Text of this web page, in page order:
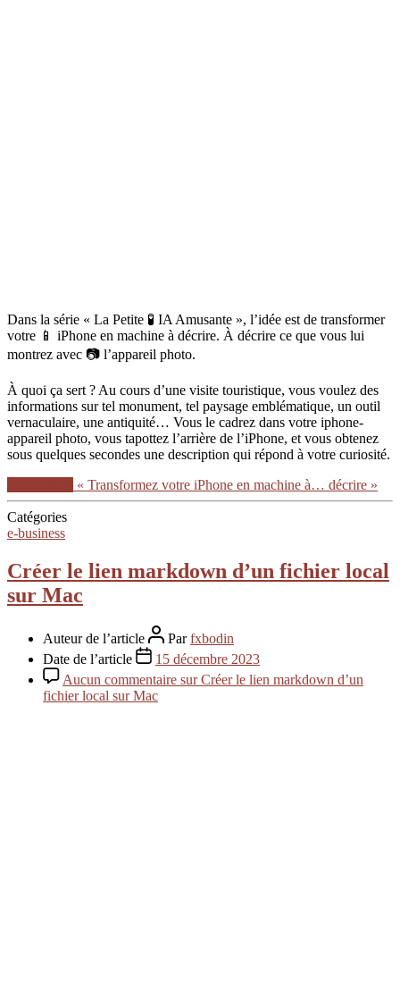
Dans la série « La Petite 🧪 IA Amusante », l’idée est de transformer
votre 📱 iPhone en machine à décrire. À décrire ce que vous lui
montrez avec 📷 l’appareil photo.
À quoi ça sert ? Au cours d’une visite touristique, vous voulez des
informations sur tel monument, tel paysage emblématique, un outil
vernaculaire, une antiquité… Vous le cadrez dans votre iphone-
appareil photo, vous tapottez l’arrière de l’iPhone, et vous obtenez
sous quelques secondes une description qui répond à votre curiosité.
« Transformez votre iPhone en machine à… décrire »
Catégories
e-business
Créer le lien markdown d’un fichier local
sur Mac
Auteur de l’article Parfxbodin
Date de l’article
15 décembre 2023
Aucun commentaire sur Créer le lien markdown d’un
fichier local sur Mac